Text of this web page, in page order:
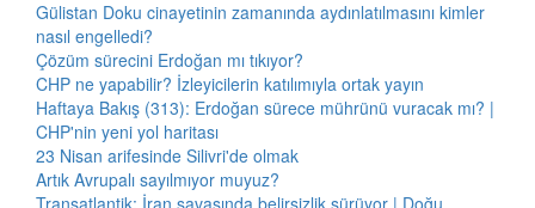
Gülistan Doku cinayetinin zamanında aydınlatılmasını kimler
nasıl engelledi?
Çözüm sürecini Erdoğan mı tıkıyor?
CHP ne yapabilir? İzleyicilerin katılımıyla ortak yayın
Haftaya Bakış (313): Erdoğan sürece mührünü vuracak mı? |
CHP'nin yeni yol haritası
23 Nisan arifesinde Silivri'de olmak
Artık Avrupalı sayılmıyor muyuz?
Transatlantik: İran savaşında belirsizlik sürüyor | Doğu